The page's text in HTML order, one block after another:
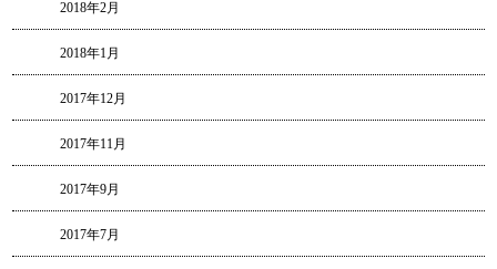
2018年2月
2018年1月
2017年12月
2017年11月
2017年9月
2017年7月